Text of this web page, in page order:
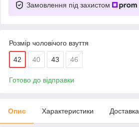
Замовлення під захистом
Розмір чоловічого взуття
42 40 43 46
Готово до відправки
Опис Характеристики Доставка